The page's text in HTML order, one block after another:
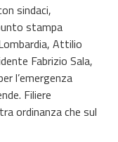
sindaci,
stampa
Attilio
Fabrizio Sala,
l’emergenza
Filiere
ordinanza che sul